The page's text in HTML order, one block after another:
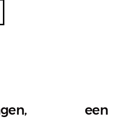
een